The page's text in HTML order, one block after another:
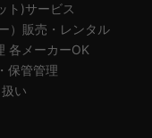
ト)サービス
）販売・レンタル
各メーカーOK
保管管理
い